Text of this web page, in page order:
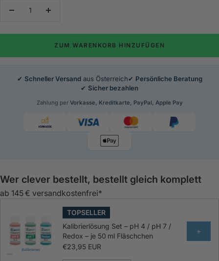
Menge
Menge
ZUM WARENKORB HINZUFÜGEN
✔ Schneller Versandaus Österreich✔ Persönliche Beratung
✔ Sicher bezahlen
Zahlung per Vorkasse, Kreditkarte, PayPal, Apple Pay
Wer clever bestellt, bestellt gleich komplett
ab 145 € versandkostenfrei*
TOPSELLER
Kalibrierlösung Set – pH 4 / pH 7 /
Redox – je 50 ml Fläschchen
€23,95 EUR
+